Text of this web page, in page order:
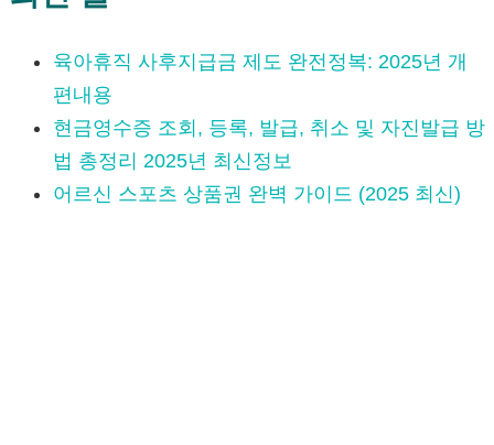
육아휴직 사후지급금 제도 완전정복: 2025년 개
편내용
현금영수증 조회, 등록, 발급, 취소 및 자진발급 방
법 총정리 2025년 최신정보
어르신 스포츠 상품권 완벽 가이드 (2025 최신)